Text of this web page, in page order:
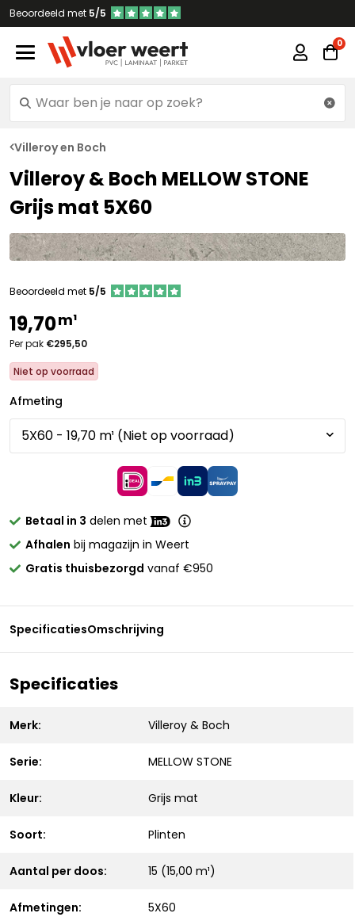
Beoordeeld met 5/5
Villeroy en Boch
Villeroy & Boch MELLOW STONE
Grijs mat 5X60
Beoordeeld met 5/5
19,70m¹
Per pak €295,50
Niet op voorraad
Afmeting
Betaal in 3 delen met
Afhalen bij magazijn in Weert
Gratis thuisbezorgd vanaf €950
SpecificatiesOmschrijving
Specificaties
Merk: Villeroy & Boch
Serie: MELLOW STONE
Kleur: Grijs mat
Soort: Plinten
Aantal per doos: 15 (15,00 m¹)
Afmetingen: 5X60